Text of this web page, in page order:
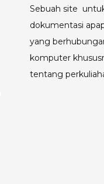
Sebuah site
dokumentasi
yang
komputer
tentang